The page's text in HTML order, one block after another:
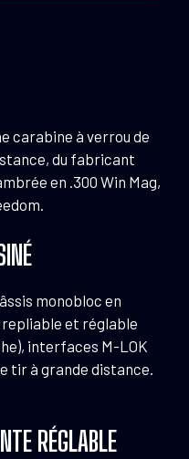
carabine à verrou de
du fabricant
en .300 Win Mag,
monobloc en
repliable et réglable
interfaces M-LOK
tir à grande distance.
RÉGLABLE